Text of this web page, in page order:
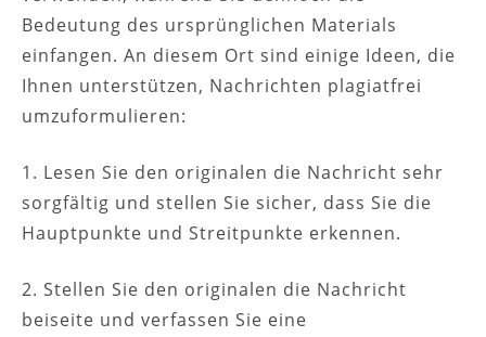
Bedeutung des ursprünglichen Materials
einfangen. An diesem Ort sind einige Ideen, die
Ihnen unterstützen, Nachrichten plagiatfrei
umzuformulieren:
1. Lesen Sie den originalen die Nachricht sehr
sorgfältig und stellen Sie sicher, dass Sie die
Hauptpunkte und Streitpunkte erkennen.
2. Stellen Sie den originalen die Nachricht
beiseite und verfassen Sie eine